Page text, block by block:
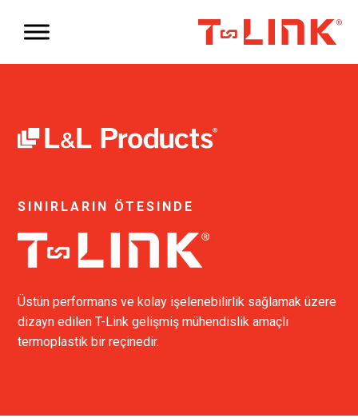
SINIRLARIN ÖTESINDE
Üstün performans ve kolay işelenebilirlik sağlamak üzere
dizayn edilen T-Link gelişmiş mühendislik amaçlı
termoplastik bir reçinedir.